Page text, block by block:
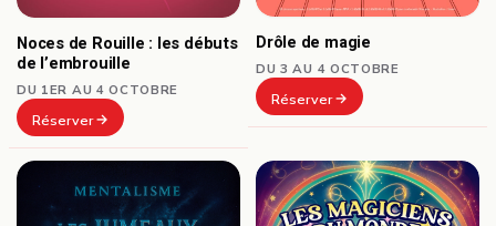
Noces de Rouille : les débuts
de l’embrouille
DU 1ER AU 4 OCTOBRE
Réserver
Drôle de magie
DU 3 AU 4 OCTOBRE
Réserver